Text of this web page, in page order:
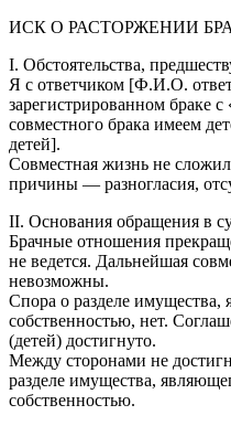
ИСК О РАСТОРЖЕНИИ
I. Обстоятельства,
Я с ответчиком [Ф.И.О.
зарегистрированном браке
совместного брака имеем
детей].
Совместная жизнь не
причины — разногласия,
II. Основания обращения в
Брачные отношения
не ведется. Дальнейшая
невозможны.
Спора о разделе
собственностью, нет.
(детей) достигнуто.
Между сторонами не
разделе имущества,
собственностью.